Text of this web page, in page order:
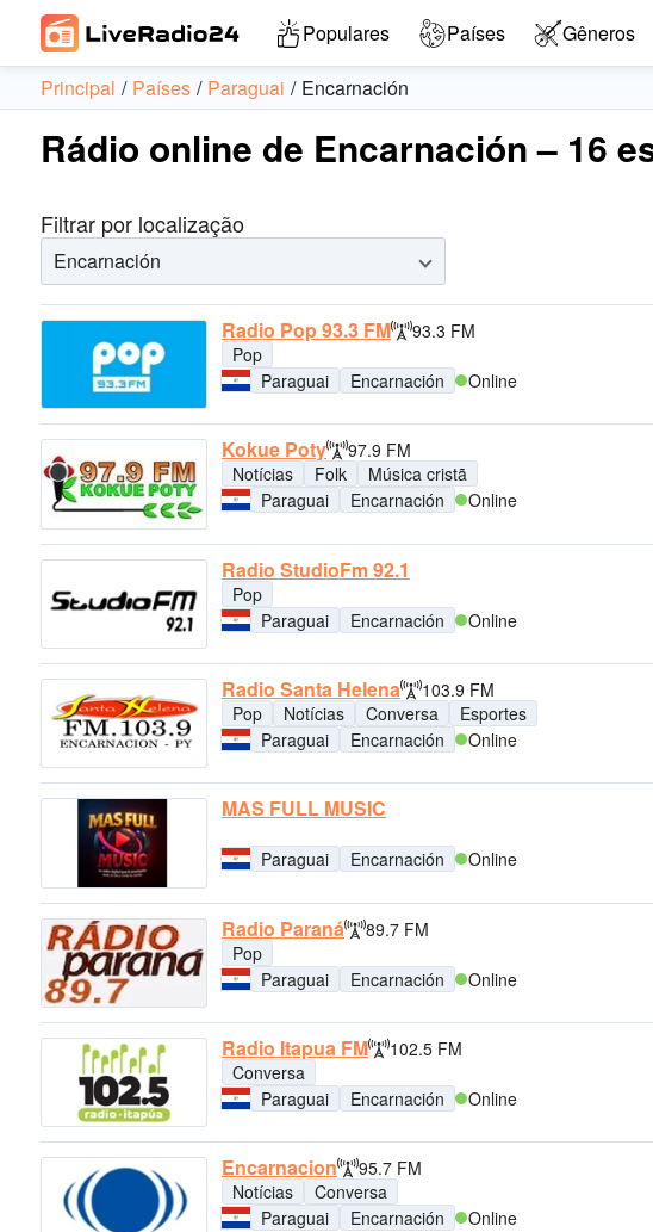
Populares Países Gêneros
Principal Países Paraguai Encarnación
Rádio online de Encarnación – 16
Filtrar por localização
Encarnación
Radio Pop 93.3 FM
93.3 FM
Pop
Paraguai
Encarnación Online
Kokue Poty
97.9 FM
Notícias
Folk
Música cristã
Paraguai
Encarnación Online
Radio StudioFm 92.1
Pop
Paraguai
Encarnación Online
Radio Santa Helena
103.9 FM
Pop
Notícias Conversa
Esportes
Paraguai
Encarnación Online
MAS FULL MUSIC
Paraguai Encarnación Online
Radio Paraná
89.7 FM
Pop
Paraguai
Encarnación Online
Radio Itapua FM
102.5 FM
Conversa
Paraguai
Encarnación Online
Encarnacion
95.7 FM
Notícias
Conversa
Paraguai
Encarnación Online